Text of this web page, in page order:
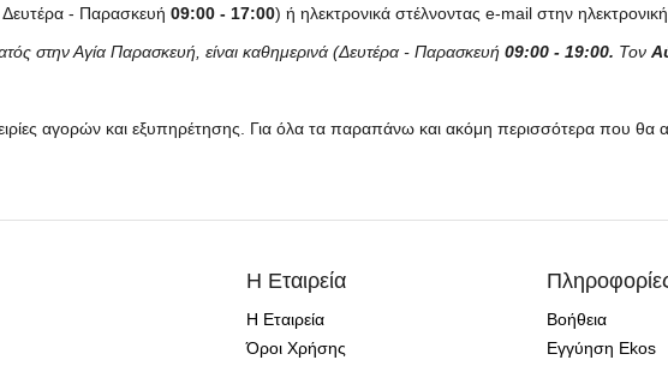
- Παρασκευή 09:00 - 17:00) ή ηλεκτρονικά στέλνοντας e-mail στην
στην Αγία Παρασκευή, είναι καθημερινά (Δευτέρα - Παρασκευή 09:00 - 19:00. Τον
αγορών και εξυπηρέτησης. Για όλα τα παραπάνω και ακόμη περισσότερα που θα
Η Εταιρεία
Η Εταιρεία
Όροι Χρήσης
Βοήθεια
Εγγύηση Ekos